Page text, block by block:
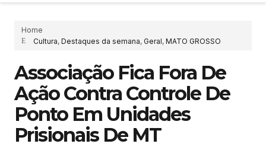
Home
Cultura, Destaques da semana, Geral, MATO GROSSO
Associação Fica Fora De
Ação Contra Controle De
Ponto Em Unidades
Prisionais De MT